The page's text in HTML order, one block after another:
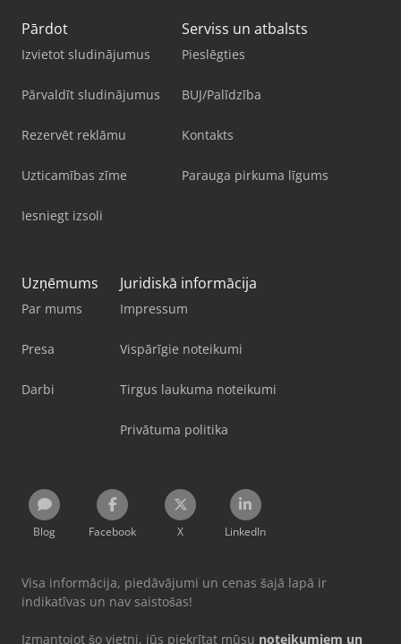
Pārdot
Izvietot sludinājumus
Pārvaldīt sludinājumus
Rezervēt reklāmu
Uzticamības zīme
Iesniegt izsoli
Serviss un atbalsts
Pieslēgties
BUJ/Palīdzība
Kontakts
Parauga pirkuma līgums
Uzņēmums
Par mums
Presa
Darbi
Juridiskā informācija
Impressum
Vispārīgie noteikumi
Tirgus laukuma noteikumi
Privātuma politika
Blog Facebook X LinkedIn
Visa informācija, piedāvājumi un cenas šajā lapā ir
indikatīvas un nav saistošas!
Izmantojot šo vietni, jūs piekrītat mūsu noteikumiem un